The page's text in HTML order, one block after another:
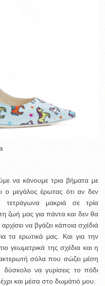
να κάνουμε τρια βήματα με
ο μεγάλος έρωτας ότι αν δεν
τετράγωνα μακριά σε τρία
ζωή μας για πάντα και δεν θα
να βγάζει κάποια σχέδιά
τα ερωτικά μας. Και για την
γεωμετρικά της σχέδια και η
σόλα που σώζει μέση
δύσκολο να γυρίσεις το πόδι
και μέσα στο δωμάτιό μου.